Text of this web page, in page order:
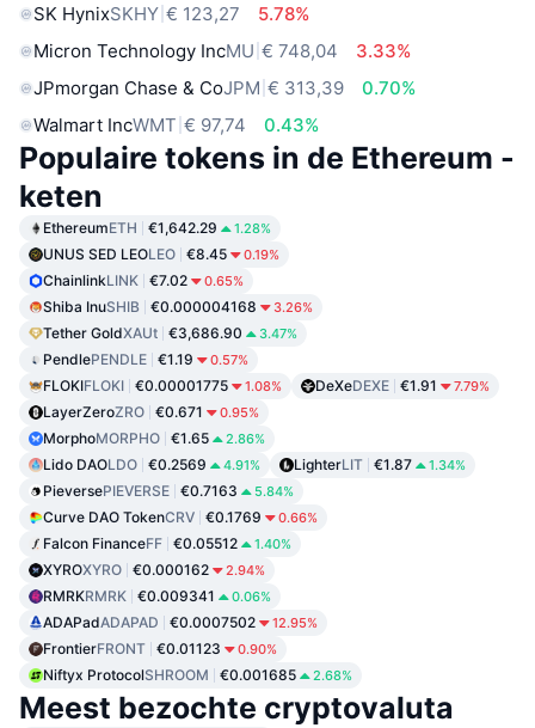
SK HynixSKHY € 123,27
5.78%
Micron Technology IncMU € 748,04
3.33%
JPmorgan Chase & CoJPM € 313,39
0.70%
Walmart IncWMT € 97,74 0.43%
Populaire tokens in de Ethereum -
keten
EthereumETH €1,642.29 1.28%
UNUS SED LEOLEO €8.45 0.19%
ChainlinkLINK €7.02 0.65%
Shiba InuSHIB €0.000004168 3.26%
Tether GoldXAUt €3,686.90 3.47%
PendlePENDLE €1.19 0.57%
FLOKIFLOKI €0.00001775 1.08% DeXeDEXE €1.91 7.79%
LayerZeroZRO €0.671 0.95%
MorphoMORPHO €1.65 2.86%
Lido DAOLDO €0.2569 4.91% LighterLIT €1.87 1.34%
PieversePIEVERSE €0.7163 5.84%
Curve DAO TokenCRV €0.1769 0.66%
Falcon FinanceFF €0.05512 1.40%
XYROXYRO €0.000162 2.94%
RMRKRMRK €0.009341 0.06%
ADAPadADAPAD €0.0007502 12.95%
FrontierFRONT €0.01123 0.90%
Niftyx ProtocolSHROOM €0.001685 2.68%
Meest bezochte cryptovaluta